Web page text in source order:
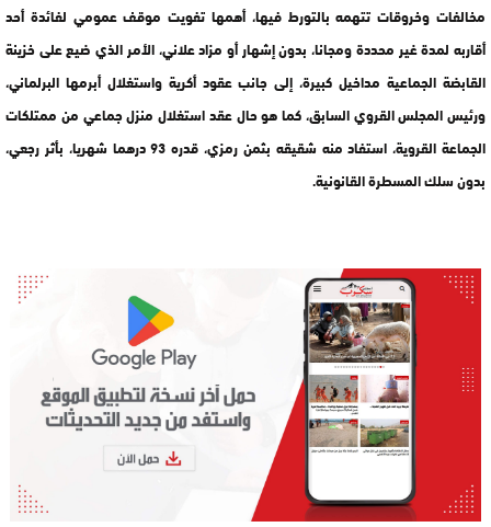
مخالفات وخروقات تتهمه بالتورط فيها، أهمها تفويت موقف عمومي لفائدة أحد
أقاربه لمدة غير محددة ومجانا، بدون إشهار أو مزاد علاني، الأمر الذي ضيع على خزينة
القابضة الجماعية مداخيل كبيرة، إلى جانب عقود أكرية واستغلال أبرمها البرلماني،
ورئيس المجلس القروي السابق، كما هو حال عقد استغلال منزل جماعي من ممتلكات
الجماعة القروية، استفاد منه شقيقه بثمن رمزي، قدره 93 درهما شهريا، بأثر رجعي،
بدون سلك المسطرة القانونية.